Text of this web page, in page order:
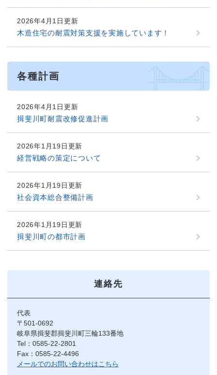
2026年4月1日更新
木造住宅の耐震対策支援を実施しています！
各種計画
2026年4月1日更新
揖斐川町耐震改修促進計画
2026年1月19日更新
経営戦略の策定について
2026年1月19日更新
社会資本総合整備計画
2026年1月19日更新
揖斐川町の都市計画
連絡先
代表
〒501-0692
岐阜県揖斐郡揖斐川町三輪133番地
Tel：0585-22-2801
Fax：0585-22-4496
メールでのお問い合わせはこちら